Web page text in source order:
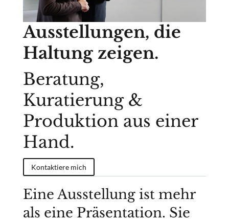
Ausstellungen, die
Haltung zeigen.
Beratung,
Kuratierung &
Produktion aus einer
Hand.
Kontaktiere mich
Eine Ausstellung ist mehr
als eine Präsentation. Sie